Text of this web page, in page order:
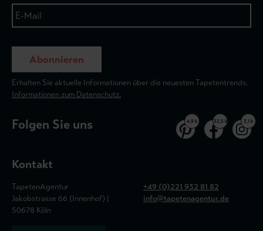
Abonnieren
Erhalten Sie aktuelle Informationen über die neuesten Tapetentrends.
Informationen zum Datenschutz.
Folgen Sie uns 4,9 k 32,5 k 3,1 k
Kontakt
TapetenAgentur
Jakobstrasse 66 (Innenhof) |
50678 Köln
+49 (0)221 932 81 82
info@tapetenagentur.de